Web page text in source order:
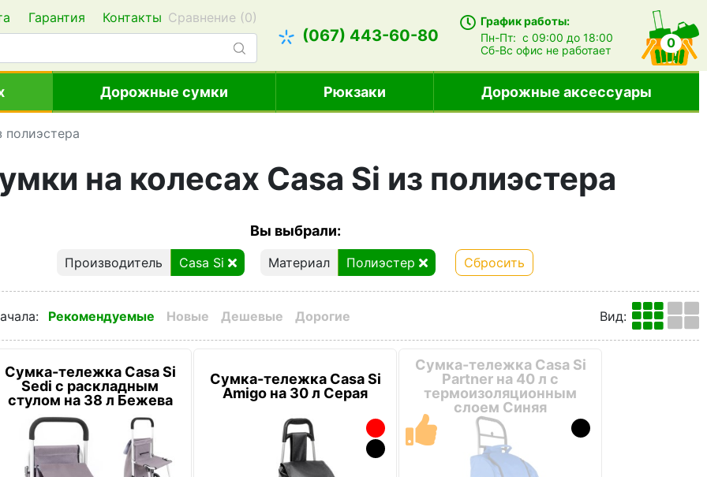
Гарантия Контакты Сравнение (0)
(067) 443-60-80
График работы:
Пн-Пт:с 09:00 до 18:00
Сб-Всофис не работает 0
Дорожные сумки Рюкзаки Дорожные аксессуары
полиэстера
на колесах Casa Si из полиэстера
Вы выбрали:
Производитель Casa Si Материал Полиэстер Сбросить
: Рекомендуемые Новые Дешевые Дорогие Вид:
Сумка-тележка Casa Si
Sedi с раскладным
стулом на 38 л Бежева
Сумка-тележка Casa Si
Amigo на 30 л Серая
Сумка-тележка Casa Si
Partner на 40 л с
термоизоляционным
слоем Синяя